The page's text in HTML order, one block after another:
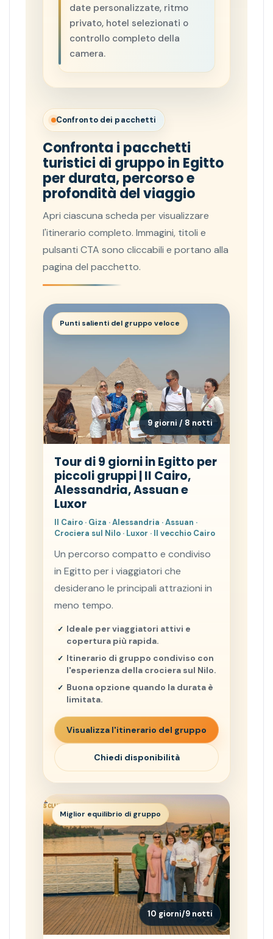
date personalizzate, ritmo
privato, hotel selezionati o
controllo completo della
camera.
Confronto dei pacchetti
Confronta i pacchetti
turistici di gruppo in Egitto
per durata, percorso e
profondità del viaggio
Apri ciascuna scheda per visualizzare
l'itinerario completo. Immagini, titoli e
pulsanti CTA sono cliccabili e portano alla
pagina del pacchetto.
Punti salienti del gruppo veloce
9 giorni / 8 notti
Tour di 9 giorni in Egitto per
piccoli gruppi | Il Cairo,
Alessandria, Assuan e
Luxor
Il Cairo · Giza · Alessandria · Assuan ·
Crociera sul Nilo · Luxor · Il vecchio Cairo
Un percorso compatto e condiviso
in Egitto per i viaggiatori che
desiderano le principali attrazioni in
meno tempo.
Ideale per viaggiatori attivi e
copertura più rapida.
Itinerario di gruppo condiviso con
l'esperienza della crociera sul Nilo.
Buona opzione quando la durata è
limitata.
Visualizza l'itinerario del gruppo
Chiedi disponibilità
Miglior equilibrio di gruppo
10 giorni/9 notti